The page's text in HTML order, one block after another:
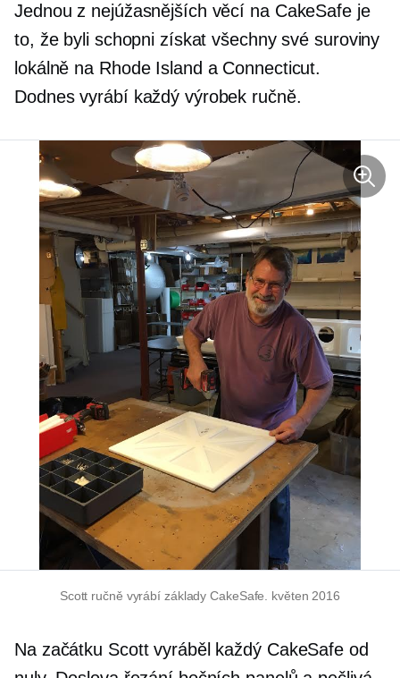
Jednou z nejúžasnějších věcí na CakeSafe je
to, že byli schopni získat všechny své suroviny
lokálně na Rhode Island a Connecticut.
Dodnes vyrábí každý výrobek ručně.
Scott ručně vyrábí základy CakeSafe. květen 2016
Na začátku Scott vyráběl každý CakeSafe od